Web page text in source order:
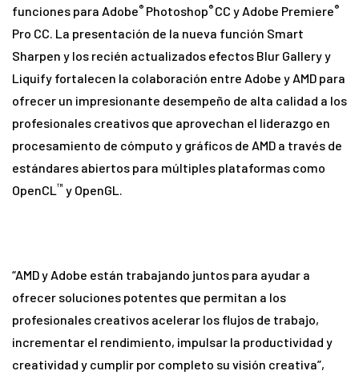
funciones para Adobe® Photoshop® CC y Adobe Premiere®
Pro CC. La presentación de la nueva función Smart
Sharpen y los recién actualizados efectos Blur Gallery y
Liquify fortalecen la colaboración entre Adobe y AMD para
ofrecer un impresionante desempeño de alta calidad a los
profesionales creativos que aprovechan el liderazgo en
procesamiento de cómputo y gráficos de AMD a través de
estándares abiertos para múltiples plataformas como
OpenCL™ y OpenGL.
“AMD y Adobe están trabajando juntos para ayudar a
ofrecer soluciones potentes que permitan a los
profesionales creativos acelerar los flujos de trabajo,
incrementar el rendimiento, impulsar la productividad y
creatividad y cumplir por completo su visión creativa”,